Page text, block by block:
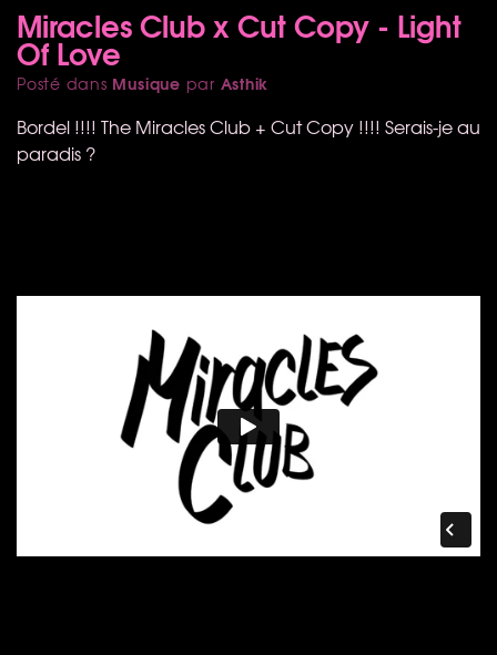
Miracles Club x Cut Copy - Light
Of Love
Posté dans Musique par Asthik
Bordel !!!! The Miracles Club + Cut Copy !!!! Serais-je au
paradis ?